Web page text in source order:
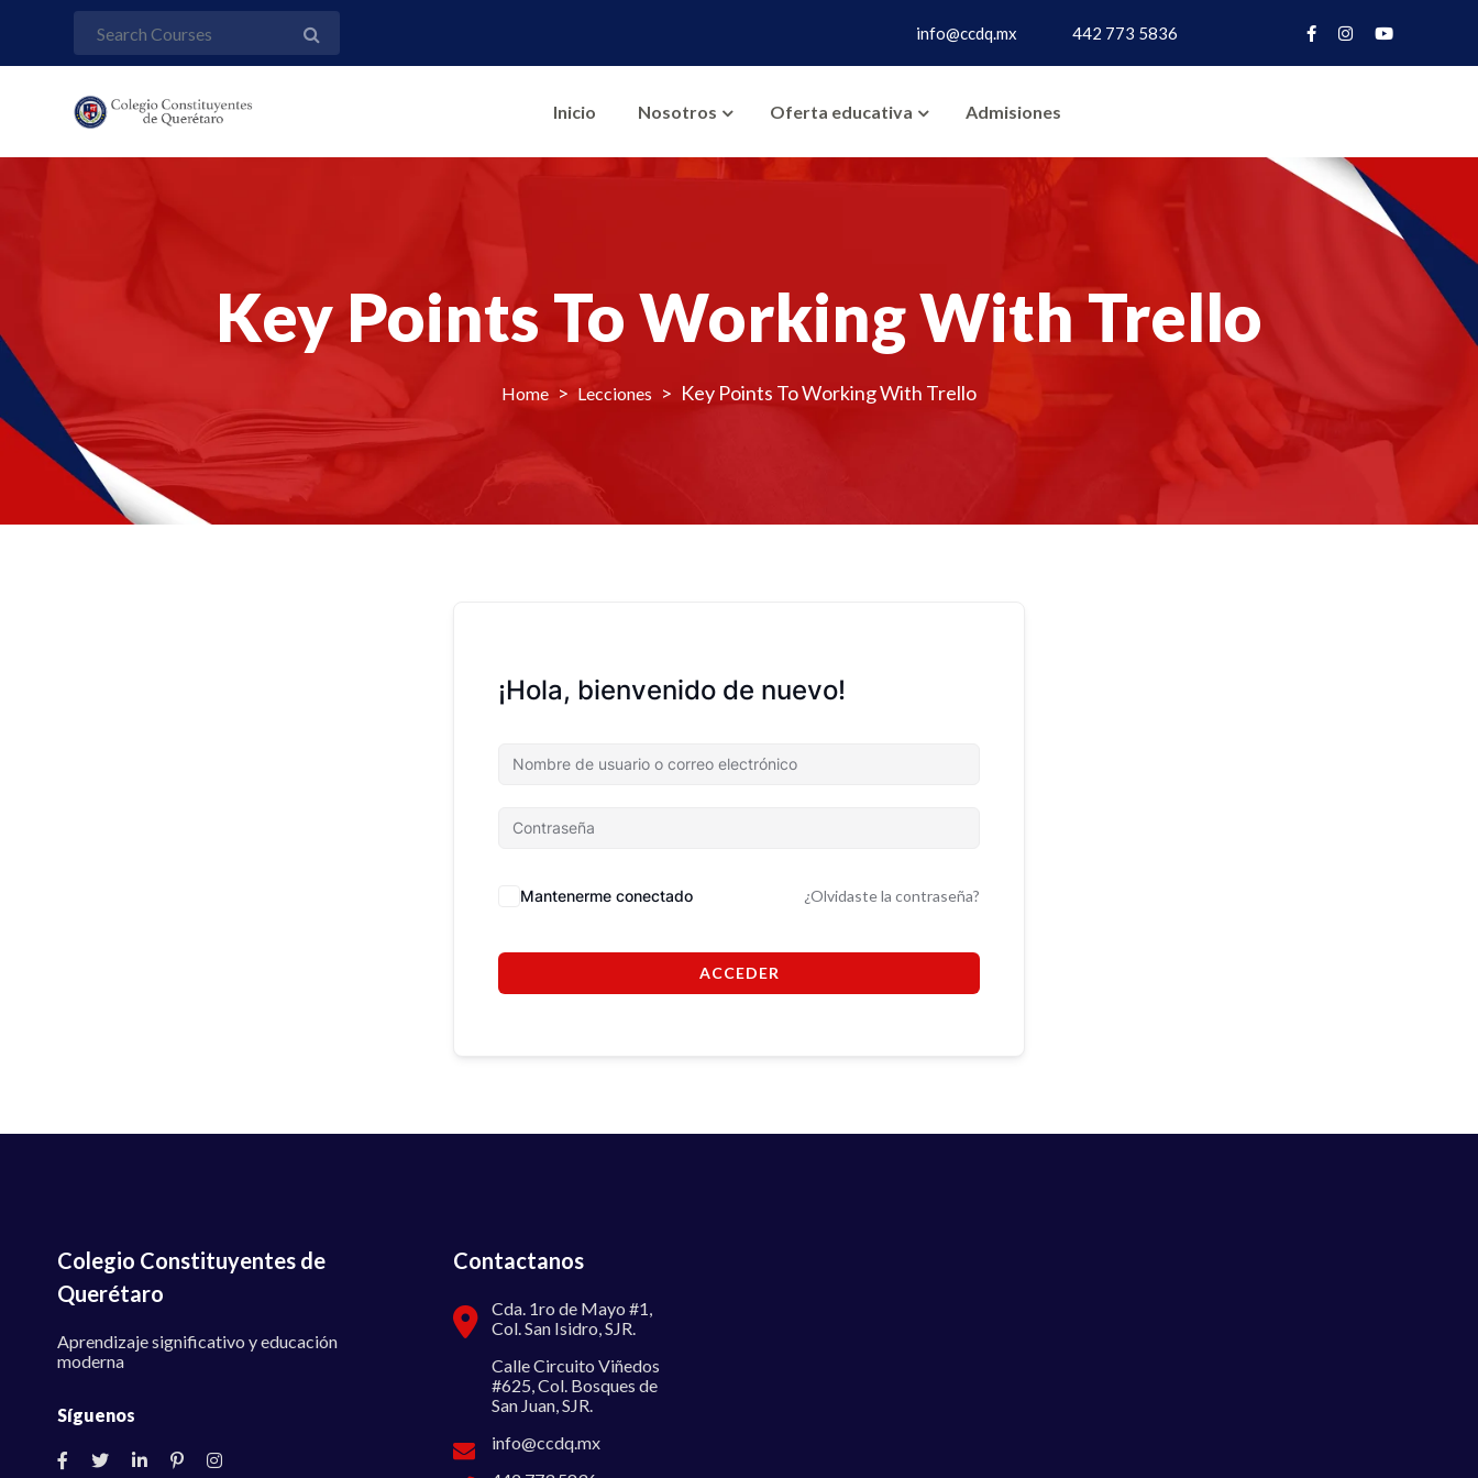
info@ccdq.mx 442 773 5836
Inicio Nosotros Oferta educativa Admisiones
Key Points To Working With Trello
> Lecciones > Key Points To Working With Trello
¡Hola, bienvenido de nuevo!
Mantenerme conectado ¿Olvidaste la contraseña?
ACCEDER
Colegio Constituyentes de
Querétaro
Aprendizaje significativo y educación
moderna
Síguenos
Contactanos
Cda. 1ro de Mayo #1,
Col. San Isidro, SJR.
Calle Circuito Viñedos
#625, Col. Bosques de
San Juan, SJR.
info@ccdq.mx